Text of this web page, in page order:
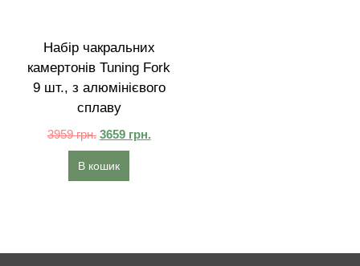
Набір чакральних
камертонів Tuning Fork
9 шт., з алюмінієвого
сплаву
3959грн. 3659 грн.
В кошик